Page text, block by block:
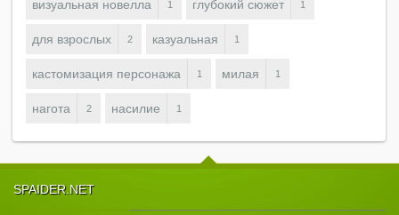
визуальная новелла 1 глубокий сюжет 1
для взрослых 2 казуальная 1
кастомизация персонажа 1 милая 1
нагота 2 насилие 1
SPAIDER.NET